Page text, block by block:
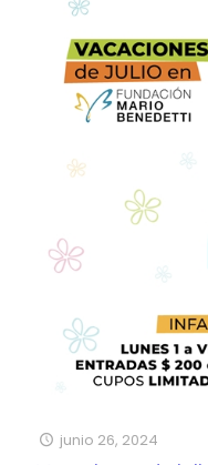
junio 26, 2024